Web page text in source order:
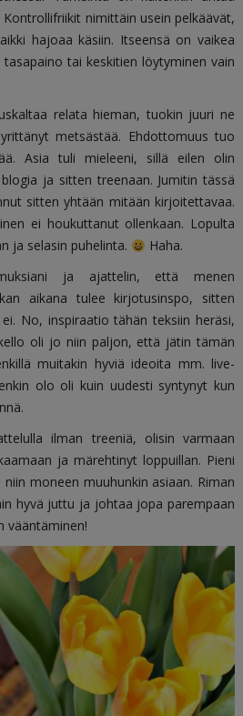
nimittäin usein pelkäävät,
hajoaa käsiin. Itseensä on vaikea
tai keskitien löytyminen vain
relata hieman, tuokin juuri ne
metsästää. Ehdottomuus tuo
Asia tuli mieleeni, sillä eilen olin
ja sitten treenaan. Jumitin tässä
sitten yhtään mitään kirjoitettavaa.
ei houkuttanut ollenkaan. Lopulta
ja selasin puhelinta.
Haha.
ja ajattelin, että menen
aikana tulee kirjotusinspo, sitten
No, inspiraatio tähän teksiin heräsi,
oli jo niin paljon, että jätin tämän
muitakin hyviä ideoita mm. live-
olo oli kuin uudesti syntynyt kun
ilman treeniä, olisin varmaan
ja märehtinyt loppuillan. Pieni
moneen muuhunkin asiaan. Riman
hyvä juttu ja johtaa jopa parempaan
vääntäminen!